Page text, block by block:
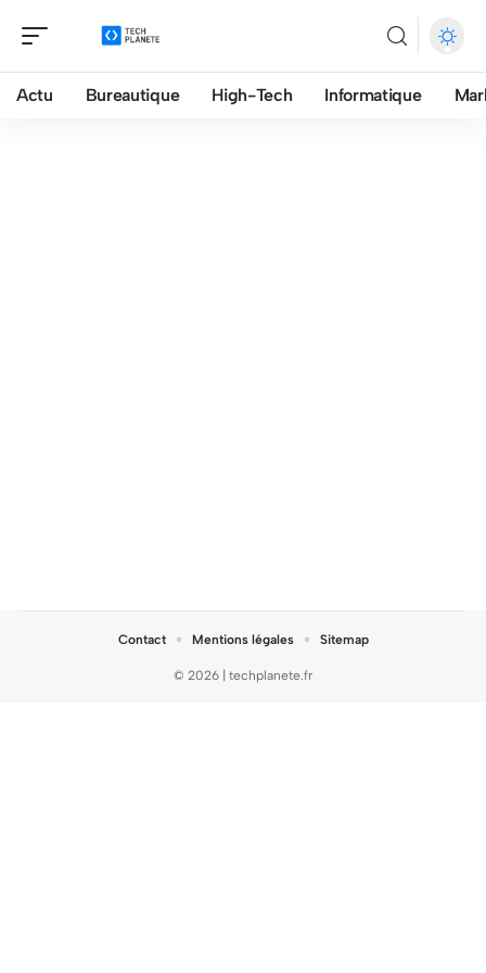
Actu Bureautique High-Tech Informatique
© 2026 | techplanete.fr
Contact Mentions légales Sitemap